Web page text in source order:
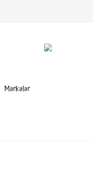
Markalar